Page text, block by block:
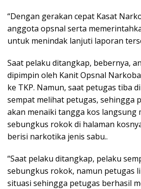
“Dengan gerakan cepat Kasat
anggota opsnal serta
untuk menindak lanjuti laporan
Saat pelaku ditangkap, bebernya,
dipimpin oleh Kanit Opsnal
ke TKP. Namun, saat petugas tiba
sempat melihat petugas, sehingga
akan menaiki tangga kos langsung
sebungkus rokok di halaman
berisi narkotika jenis sabu..
“Saat pelaku ditangkap, pelaku
sebungkus rokok, namun petugas
situasi sehingga petugas berhasil